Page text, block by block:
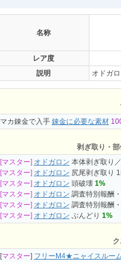
名称
レア度
説明
オドガ
マカ錬金で入手 錬金に必要な素材
剥ぎ取り・
[マスター] オドガロン 本体剥ぎ取り
[マスター] オドガロン 尻尾剥ぎ取り 1
[マスター] オドガロン 頭破壊 1%
[マスター] オドガロン 調査特別報酬
[マスター] オドガロン 調査特別報酬
[マスター] オドガロン ぶんどり 1%
[マスター] フリーM4★ニャイスルー